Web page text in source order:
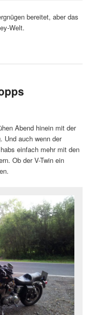
bereitet, aber das
Welt.
Abend hinein mit der
Und auch wenn der
einfach mehr mit den
Ob der V-Twin ein